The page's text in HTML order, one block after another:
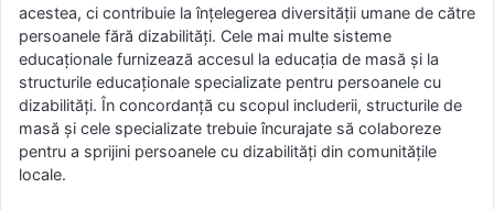
acestea, ci contribuie la înțelegerea diversității umane de către
persoanele fără dizabilități. Cele mai multe sisteme
educaționale furnizează accesul la educația de masă și la
structurile educaționale specializate pentru persoanele cu
dizabilități. În concordanță cu scopul includerii, structurile de
masă și cele specializate trebuie încurajate să colaboreze
pentru a sprijini persoanele cu dizabilități din comunitățile
locale.